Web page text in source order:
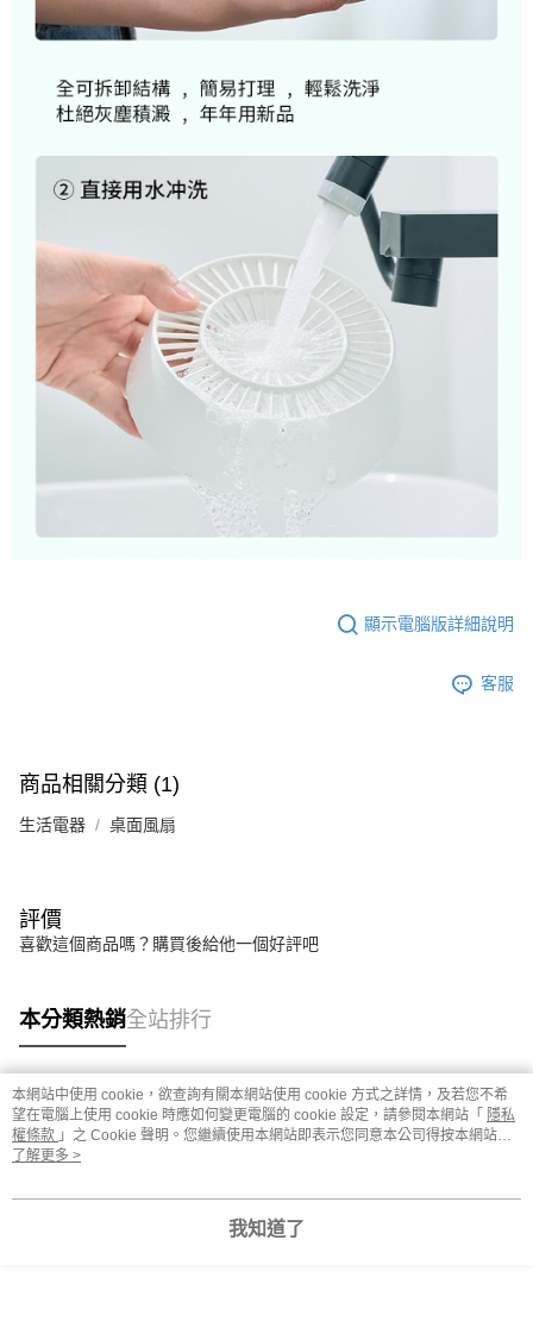
顯示電腦版詳細說明
客服
商品相關分類 (1)
生活電器 桌面風扇
評價
喜歡這個商品嗎？購買後給他一個好評吧
本分類熱銷全站排行
熱門標籤
本網站中使用 cookie，欲查詢有關本網站使用 cookie 方式之詳情，及若您不希
望在電腦上使用 cookie 時應如何變更電腦的 cookie 設定，請參閱本網站「 隱私
權條款 」之 Cookie 聲明。您繼續使用本網站即表示您同意本公司得按本網站使
用條款之 Cookie 聲明使用 cookie。
了解更多 >
我知道了